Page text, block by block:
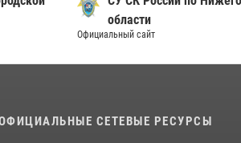
области
Официальный сайт
СЕТЕВЫЕ РЕСУРСЫ